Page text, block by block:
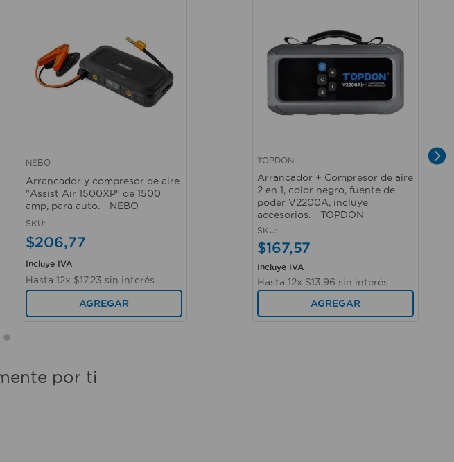
Vista rápida
NEBO
Arrancador y compresor de aire
"Assist Air 1500XP" de 1500
amp, para auto. - NEBO
SKU:
$206,77
Incluye IVA
Hasta 12x $17,23 sin interés
AGREGAR
TOPDON
Arrancador + Compresor de aire
2 en 1, color negro, fuente de
poder V2200A, incluye
accesorios. - TOPDON
SKU:
$167,57
Incluye IVA
Hasta 12x $13,96 sin interés
AGREGAR
por ti